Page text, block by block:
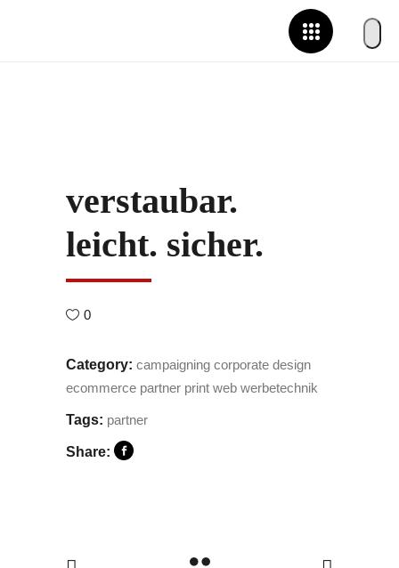
verstaubar.
leicht. sicher.
0
Category: campaigning corporate design
ecommerce partner print web werbetechnik
Tags: partner
Share: